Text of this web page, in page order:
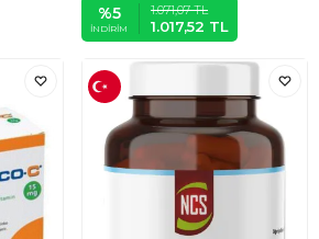
%5
İNDIRIM
1.071,07TL
1.017,52 TL